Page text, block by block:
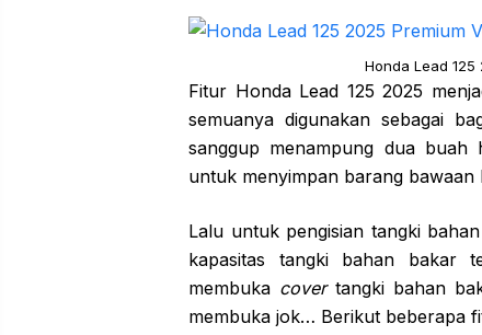
Honda Lead
Fitur Honda Lead 125 2025
semuanya digunakan sebagai
sanggup menampung dua
untuk menyimpan barang
Lalu untuk pengisian tangki
kapasitas tangki bahan bakar
membuka covertangki bahan
membuka jok… Berikut beberapa